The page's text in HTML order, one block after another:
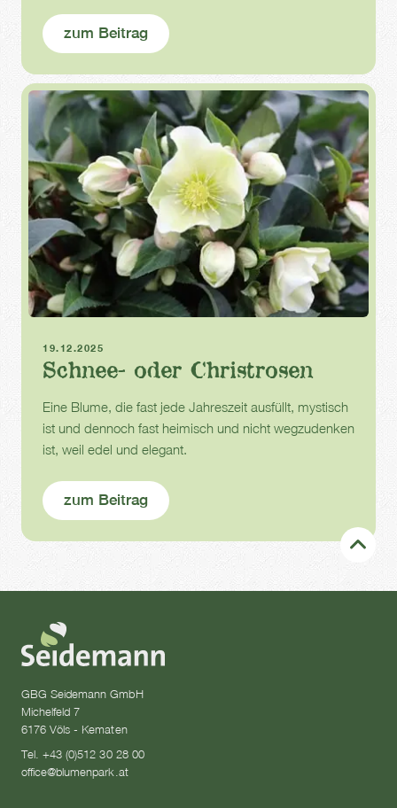
zum Beitrag
19.12.2025
Schnee- oder Christrosen
Eine Blume, die fast jede Jahreszeit ausfüllt, mystisch
ist und dennoch fast heimisch und nicht wegzudenken
ist, weil edel und elegant.
zum Beitrag
GBG Seidemann GmbH
Michelfeld 7
6176 Völs - Kematen
Tel. +43 (0)512 30 28 00
office@blumenpark.at